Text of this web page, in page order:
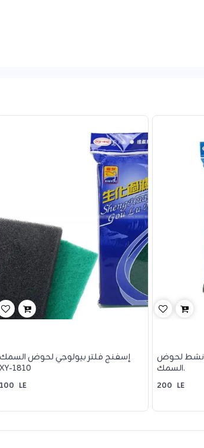
إسفنج فلتر بيولوجي لحوض السمك
XY-1810
100 LE
نشط لحوض
السمك.
200 LE